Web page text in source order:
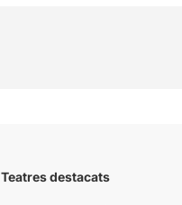
Teatres destacats